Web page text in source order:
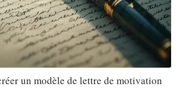
un modèle de lettre de motivation